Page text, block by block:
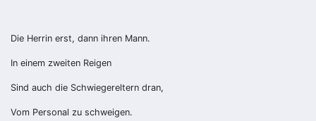
Die Herrin erst, dann ihren Mann.
In einem zweiten Reigen
Sind auch die Schwiegereltern dran,
Vom Personal zu schweigen.